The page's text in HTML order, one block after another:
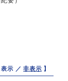
表示 ／非表示 】